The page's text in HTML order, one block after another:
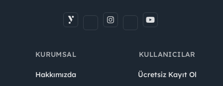
KURUMSAL
Hakkımızda
KULLANICILAR
Ücretsiz Kayıt Ol